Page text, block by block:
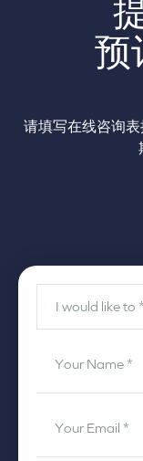
预
请填写在线咨询
would
like
Name *
Email
*